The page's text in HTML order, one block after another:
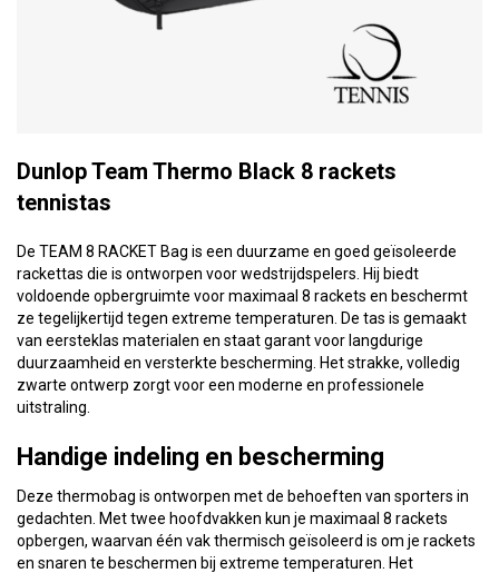
Dunlop Team Thermo Black 8 rackets
tennistas
De TEAM 8 RACKET Bag is een duurzame en goed geïsoleerde
rackettas die is ontworpen voor wedstrijdspelers. Hij biedt
voldoende opbergruimte voor maximaal 8 rackets en beschermt
ze tegelijkertijd tegen extreme temperaturen. De tas is gemaakt
van eersteklas materialen en staat garant voor langdurige
duurzaamheid en versterkte bescherming. Het strakke, volledig
zwarte ontwerp zorgt voor een moderne en professionele
uitstraling.
Handige indeling en bescherming
Deze thermobag is ontworpen met de behoeften van sporters in
gedachten. Met twee hoofdvakken kun je maximaal 8 rackets
opbergen, waarvan één vak thermisch geïsoleerd is om je rackets
en snaren te beschermen bij extreme temperaturen. Het